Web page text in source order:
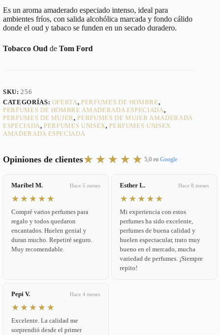
Es un aroma amaderado especiado intenso, ideal para
ambientes fríos, con salida alcohólica marcada y fondo cálido
donde el oud y tabaco se funden en un secado duradero.
Tobacco Oud de Tom Ford
SKU:256
CATEGORÍAS: OFERTA,PERFUMES DE HOMBRE,
PERFUMES DE HOMBRE AMADERADA ESPECIADA,
PERFUMES DE MUJER,PERFUMES DE MUJER AMADERADA
ESPECIADA,PERFUMES UNISEX,PERFUMES UNISEX
AMADERADA ESPECIADA
Opiniones de clientes★★★★★ 5,0 en Google
Maribel M. Hace 5 meses
★★★★★
Compré varios perfumes para
regalo y todos quedaron
encantados. Huelen genial y
duran mucho. Repetiré seguro.
Muy recomendable.
Esther L. Hace 8 meses
★★★★★
Mi experiencia con estos
perfumes ha sido excelente,
perfumes de buena calidad y
huelen espectacular, trato muy
bueno en el mercado, mucha
variedad de perfumes. ¡Siempre
repito!
Pepi V. Hace 4 meses
★★★★★
Excelente. La calidad me
sorprendió desde el primer